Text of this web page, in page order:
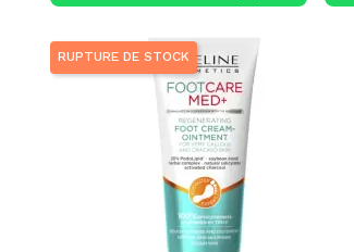
RUPTURE DE STOCK